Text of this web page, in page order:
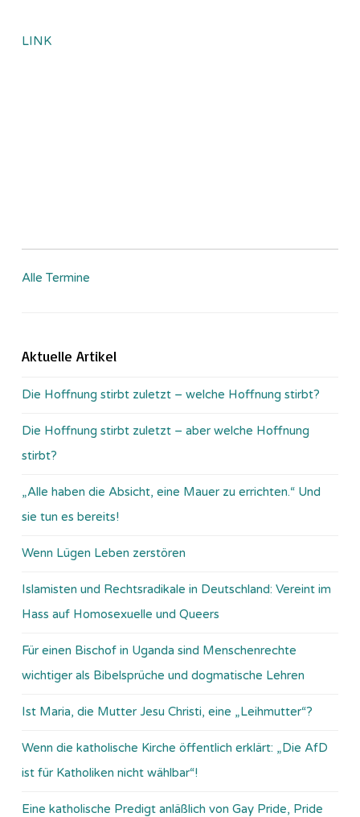
LINK
Alle Termine
Aktuelle Artikel
Die Hoffnung stirbt zuletzt – welche Hoffnung stirbt?
Die Hoffnung stirbt zuletzt – aber welche Hoffnung
stirbt?
„Alle haben die Absicht, eine Mauer zu errichten.“ Und
sie tun es bereits!
Wenn Lügen Leben zerstören
Islamisten und Rechtsradikale in Deutschland: Vereint im
Hass auf Homosexuelle und Queers
Für einen Bischof in Uganda sind Menschenrechte
wichtiger als Bibelsprüche und dogmatische Lehren
Ist Maria, die Mutter Jesu Christi, eine „Leihmutter“?
Wenn die katholische Kirche öffentlich erklärt: „Die AfD
ist für Katholiken nicht wählbar“!
Eine katholische Predigt anläßlich von Gay Pride, Pride